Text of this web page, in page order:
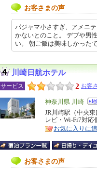
お客さまの声
パジャマ小さすぎ、アメニ
かないとのこと。 デブや男
い。 朝ご飯は美味しかっ
川崎日航ホテル
サービス 2 お客
エ
リ
ア
神奈川県 川崎
特
徴
JR川崎駅（中央
レビ・Wi-Fi7対
お気に入りに
お客さまの声